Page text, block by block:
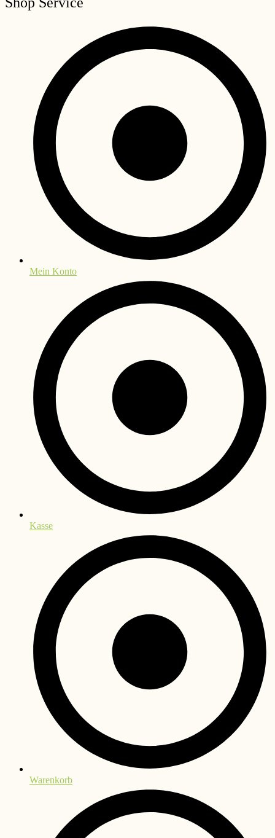
Mein Konto
Kasse
Warenkorb